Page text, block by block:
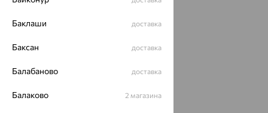
Политика конфеденциальности
Разработка сайта —
Баклаши доставка
Баксан доставка
Балабаново доставка
Балаково 2 магазина